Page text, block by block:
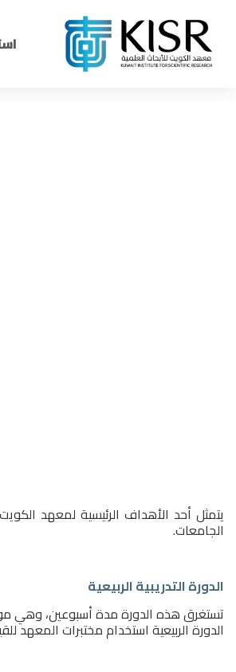
يتمثل أحد الأهداف الرئيسية لمعهد
الجامعات.
الدورة التدريبية الربيعية
تستغرق هذه الدورة مدة أسبوعين، وهي
الدورة الربيعية استخدام مختبرات المعهد